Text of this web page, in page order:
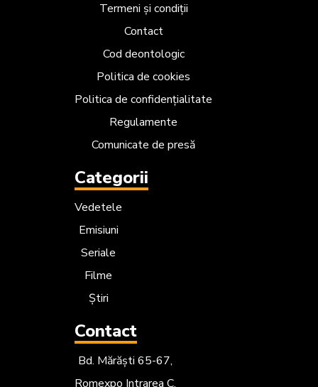
Termeni și condiții
Contact
Cod deontologic
Politica de cookies
Politica de confidențialitate
Regulamente
Comunicate de presă
Categorii
Vedetele
Emisiuni
Seriale
Filme
Știri
Contact
Bd. Mărăști 65-67,
Romexpo Intrarea C,